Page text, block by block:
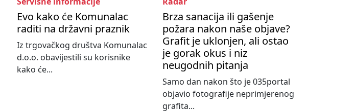
Evo kako će Komunalac
raditi na državni praznik
Iz trgovačkog društva Komunalac
d.o.o. obavijestili su korisnike
kako će...
Brza sanacija ili gašenje
požara nakon naše objave?
Grafit je uklonjen, ali ostao
je gorak okus i niz
neugodnih pitanja
Samo dan nakon što je 035portal
objavio fotografije neprimjerenog
grafita...